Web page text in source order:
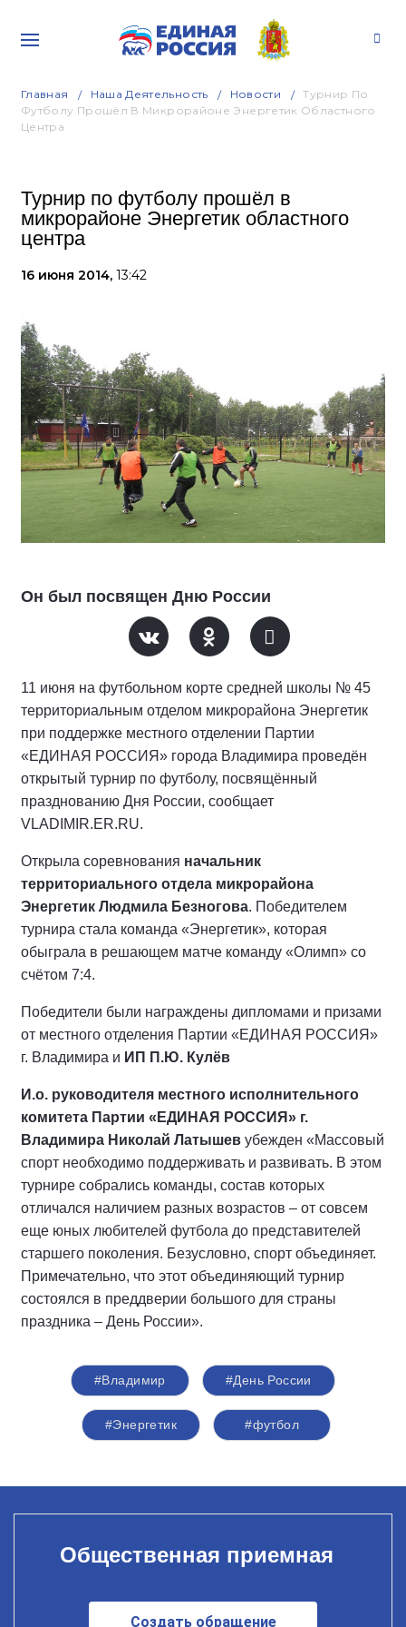
Главная Наша Деятельность Новости
Турнир По
Футболу Прошёл В Микрорайоне Энергетик Областного
Центра
Турнир по футболу прошёл в
микрорайоне Энергетик областного
центра
16 июня 2014, 13:42
Он был посвящен Дню России
11 июня на футбольном корте средней школы № 45
территориальным отделом микрорайона Энергетик
при поддержке местного отделении Партии
«ЕДИНАЯ РОССИЯ» города Владимира проведён
открытый турнир по футболу, посвящённый
празднованию Дня России, сообщает
VLADIMIR.ER.RU.
Открыла соревнования начальник
территориального отдела микрорайона
Энергетик Людмила Безногова. Победителем
турнира стала команда «Энергетик», которая
обыграла в решающем матче команду «Олимп» со
счётом 7:4.
Победители были награждены дипломами и призами
от местного отделения Партии «ЕДИНАЯ РОССИЯ»
г. Владимира и ИП П.Ю. Кулёв
И.о. руководителя местного исполнительного
комитета Партии «ЕДИНАЯ РОССИЯ» г.
Владимира Николай Латышев убежден «Массовый
спорт необходимо поддерживать и развивать. В этом
турнире собрались команды, состав которых
отличался наличием разных возрастов – от совсем
еще юных любителей футбола до представителей
старшего поколения. Безусловно, спорт объединяет.
Примечательно, что этот объединяющий турнир
состоялся в преддверии большого для страны
праздника – День России».
#Владимир #День России
#Энергетик #футбол
Общественная приемная
Создать обращение